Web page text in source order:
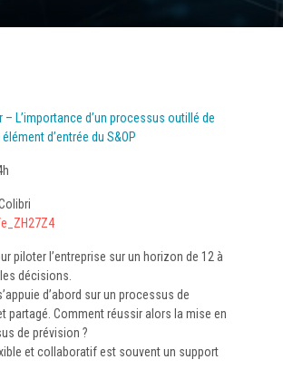
– L’importance d’un processus outillé de
d’entrée du S&OP
piloter l’entreprise sur un horizon de 12 à
décisions.
d’abord sur un processus de
partagé. Comment réussir alors la mise en
de prévision ?
et collaboratif est souvent un support